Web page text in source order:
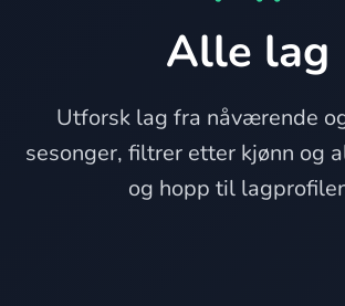
Alle lag
Utforsk lag fra nåværende
sesonger, filtrer etter kjønn og
og hopp til